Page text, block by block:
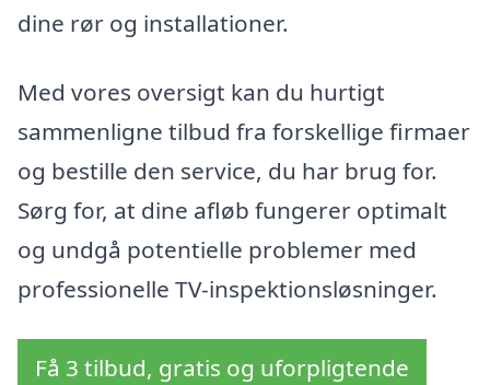
dine rør og installationer.
Med vores oversigt kan du hurtigt
sammenligne tilbud fra forskellige firmaer
og bestille den service, du har brug for.
Sørg for, at dine afløb fungerer optimalt
og undgå potentielle problemer med
professionelle TV-inspektionsløsninger.
Få 3 tilbud, gratis og uforpligtende